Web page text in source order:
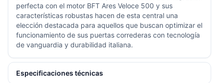
perfecta con el motor BFT Ares Veloce 500 y sus
características robustas hacen de esta central una
elección destacada para aquellos que buscan optimizar el
funcionamiento de sus puertas correderas con tecnología
de vanguardia y durabilidad italiana.
Especificaciones técnicas